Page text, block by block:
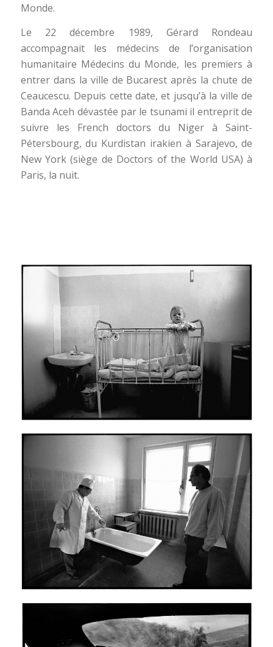
Monde.
Le 22 décembre 1989, Gérard Rondeau
accompagnait les médecins de l’organisation
humanitaire Médecins du Monde, les premiers à
entrer dans la ville de Bucarest après la chute de
Ceaucescu. Depuis cette date, et jusqu’à la ville de
Banda Aceh dévastée par le tsunami il entreprit de
suivre les French doctors du Niger à Saint-
Pétersbourg, du Kurdistan irakien à Sarajevo, de
New York (siège de Doctors of the World USA) à
Paris, la nuit.